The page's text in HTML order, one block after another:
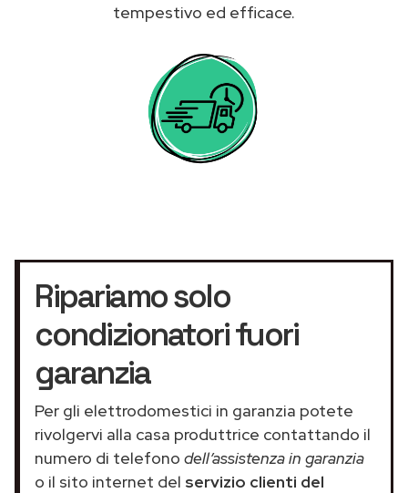
tempestivo ed efficace.
Ripariamo solo
condizionatori fuori
garanzia
Per gli elettrodomestici in garanzia potete
rivolgervi alla casa produttrice contattando il
numero di telefono dell’assistenza in garanzia
o il sito internet del servizio clienti del